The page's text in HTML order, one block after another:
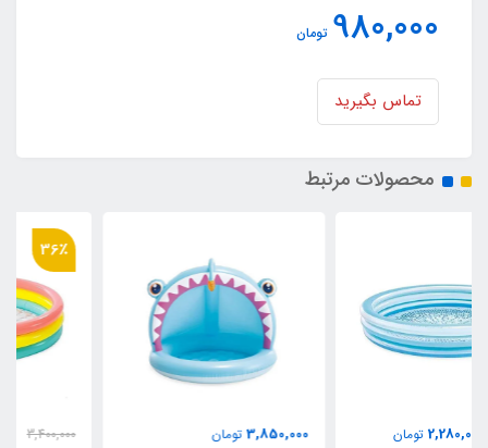
980,000 تومان
تماس بگیرید
محصولات مرتبط
3,850,000
3,400,000
تومان